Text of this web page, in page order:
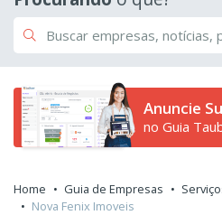
Anuncie
no Guia
Home Guia de Empresas
Nova Fenix Imoveis